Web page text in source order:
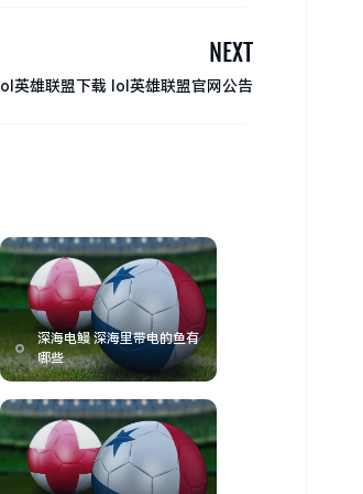
NEXT
lol英雄联盟下载 lol英雄联盟官网公告
深海电鳗 深海里带电的鱼有
哪些